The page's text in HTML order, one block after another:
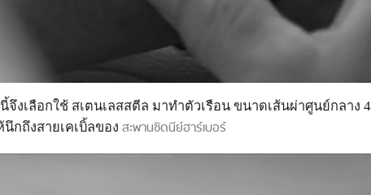
งเลือกใช้ สเตนเลสสตีล มาทำตัวเรือน ขนาดเส้นผ่าศูนย์กลา
กถึงสายเคเบิ้ลของ สะพานซิดนีย์ฮาร์เบอร์